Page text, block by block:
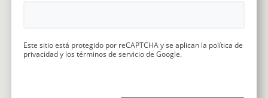
Este sitio está protegido por reCAPTCHA y se aplican la política de
privacidady los términos de serviciode Google.